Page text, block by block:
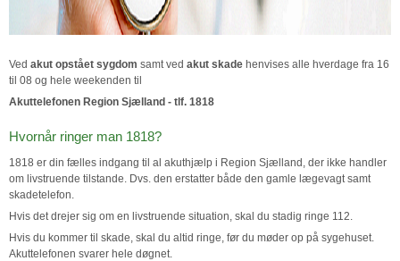
Ved akut opstået sygdom samt ved akut skade henvises alle hverdage fra 16
til 08 og hele weekenden til
Akuttelefonen Region Sjælland - tlf. 1818
Hvornår ringer man 1818?
1818 er din fælles indgang til al akuthjælp i Region Sjælland, der ikke handler
om livstruende tilstande. Dvs. den erstatter både den gamle lægevagt samt
skadetelefon.
Hvis det drejer sig om en livstruende situation, skal du stadig ringe 112.
Hvis du kommer til skade, skal du altid ringe, før du møder op på sygehuset.
Akuttelefonen svarer hele døgnet.